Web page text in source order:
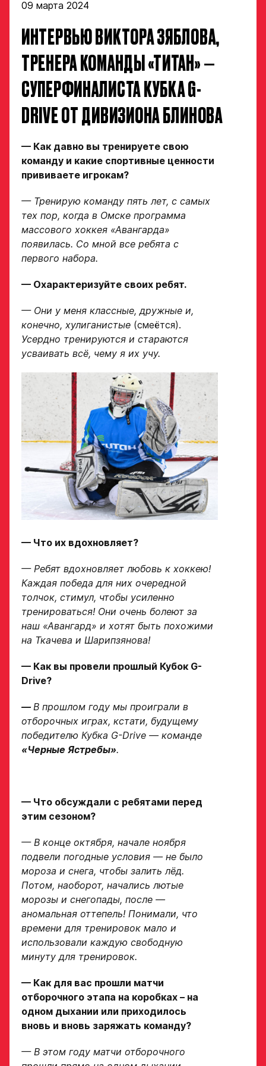
09 марта 2024
ИНТЕРВЬЮ ВИКТОРА ЗЯБЛОВА,
ТРЕНЕРА КОМАНДЫ «ТИТАН» —
СУПЕРФИНАЛИСТА КУБКА G-
DRIVE ОТ ДИВИЗИОНА БЛИНОВА
— Как давно вы тренируете свою
команду и какие спортивные ценности
прививаете игрокам?
— Тренирую команду пять лет, с самых
тех пор, когда в Омске программа
массового хоккея «Авангарда»
появилась. Со мной все ребята с
первого набора.
— Охарактеризуйте своих ребят.
— Они у меня классные, дружные и,
конечно, хулиганистые (смеётся).
Усердно тренируются и стараются
усваивать всё, чему я их учу.
— Что их вдохновляет?
— Ребят вдохновляет любовь к хоккею!
Каждая победа для них очередной
толчок, стимул, чтобы усиленно
тренироваться! Они очень болеют за
наш «Авангард» и хотят быть похожими
на Ткачева и Шарипзянова!
— Как вы провели прошлый Кубок G-
Drive?
—В прошлом году мы проиграли в
отборочных играх, кстати, будущему
победителю Кубка G-Drive — команде
«Черные Ястребы».
— Что обсуждали с ребятами перед
этим сезоном?
— В конце октября, начале ноября
подвели погодные условия — не было
мороза и снега, чтобы залить лёд.
Потом, наоборот, начались лютые
морозы и снегопады, после —
аномальная оттепель! Понимали, что
времени для тренировок мало и
использовали каждую свободную
минуту для тренировок.
— Как для вас прошли матчи
отборочного этапа на коробках – на
одном дыхании или приходилось
вновь и вновь заряжать команду?
— В этом году матчи отборочного
на просмотр
в Хоккейную
«Авангард»
ФИО игрока
Дата рождения игрока
полностью
Рост, вес игрока
в Хоккейную
Академию
«Авангард»
Форма только
2014 гг. р.
ФИО игрока
Вес игрока
Амплуа игрока
игрока на сайте r-
hockey или trackhockey
Обращаем внимание: опыт
России среди федеральных
округов (